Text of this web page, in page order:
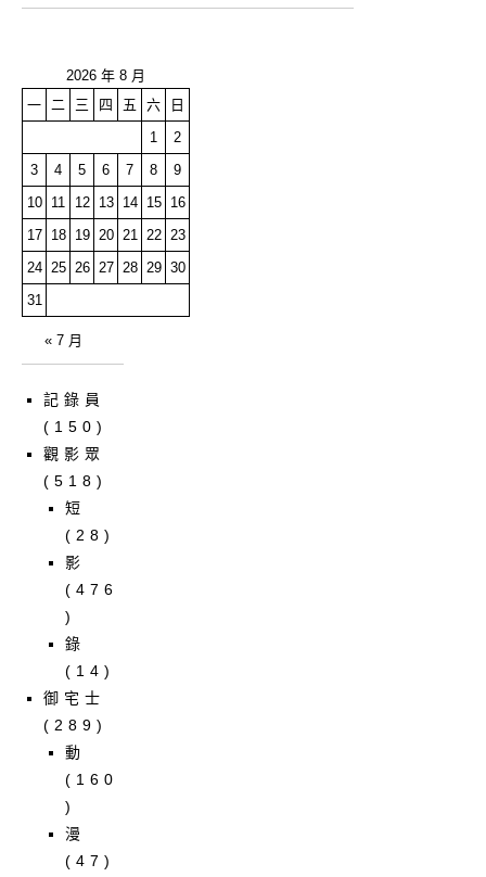
2026 年 8 月
一
二 三 四 五 六
日
1
2
3
4 5 6 7 8
9
10
11 12 13 14 15
16
17
18 19 20 21 22
23
24
25 26 27 28 29 30
31
« 7 月
記錄員
(150)
觀影眾
(518)
短
(28)
影
(476
)
錄
(14)
御宅士
(289)
動
(160
)
漫
(47)